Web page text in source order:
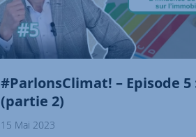
#ParlonsClimat! – Episode 5
(partie 2)
15 Mai 2023